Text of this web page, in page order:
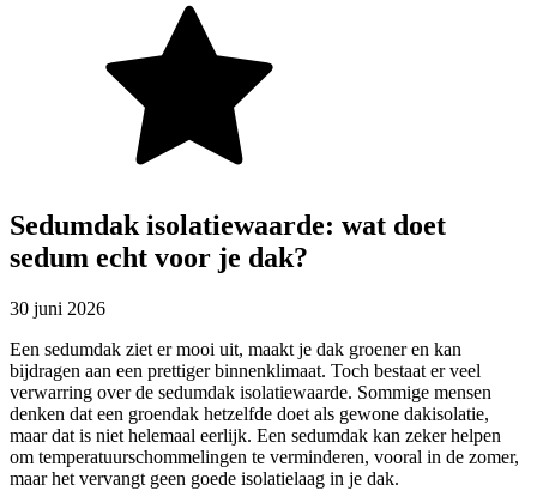
Sedumdak isolatiewaarde: wat doet
sedum echt voor je dak?
30 juni 2026
Een sedumdak ziet er mooi uit, maakt je dak groener en kan
bijdragen aan een prettiger binnenklimaat. Toch bestaat er veel
verwarring over de sedumdak isolatiewaarde. Sommige mensen
denken dat een groendak hetzelfde doet als gewone dakisolatie,
maar dat is niet helemaal eerlijk. Een sedumdak kan zeker helpen
om temperatuurschommelingen te verminderen, vooral in de zomer,
maar het vervangt geen goede isolatielaag in je dak.